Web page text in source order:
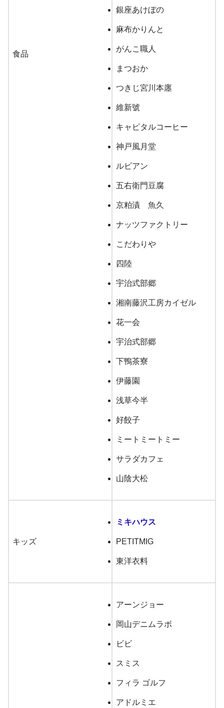
食品
銀座あけぼの
麻布かりんと
がんこ職人
まつおか
つきじ宮川本廛
維新號
キャピタルコーヒー
神戸風月堂
ルビアン
五右衛門豆腐
京粕漬 魚久
ナッツファクトリー
こだわりや
四陸
宇治式部郷
湘南藤沢工房カイゼル
花一会
宇治式部郷
下鴨茶寮
伊藤園
浅草今半
好餃子
ミートミートミー
サラダカフェ
山陰大松
キッズ
ミキハウス
PETITMIG
東洋衣料
アーンジョー
岡山デニムラボ
ビビ
スミス
フィラ ゴルフ
アドルミエ